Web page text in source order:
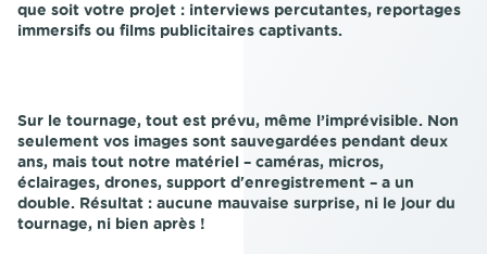
que soit votre projet : interviews percutantes, reportages
immersifs ou films publicitaires captivants.
Sur le tournage, tout est prévu, même l’imprévisible. Non
seulement vos images sont sauvegardées pendant deux
ans, mais tout notre matériel – caméras, micros,
éclairages, drones, support d'enregistrement – a un
double. Résultat : aucune mauvaise surprise, ni le jour du
tournage, ni bien après !